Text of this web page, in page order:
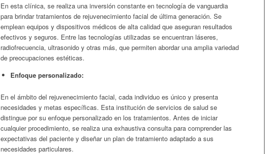
En esta clínica, se realiza una inversión constante en tecnología de vanguardia
para brindar tratamientos de rejuvenecimiento facial de última generación. Se
emplean equipos y dispositivos médicos de alta calidad que aseguran resultados
efectivos y seguros. Entre las tecnologías utilizadas se encuentran láseres,
radiofrecuencia, ultrasonido y otras más, que permiten abordar una amplia variedad
de preocupaciones estéticas.
Enfoque personalizado:
En el ámbito del rejuvenecimiento facial, cada individuo es único y presenta
necesidades y metas específicas. Esta institución de servicios de salud se
distingue por su enfoque personalizado en los tratamientos. Antes de iniciar
cualquier procedimiento, se realiza una exhaustiva consulta para comprender las
expectativas del paciente y diseñar un plan de tratamiento adaptado a sus
necesidades particulares.